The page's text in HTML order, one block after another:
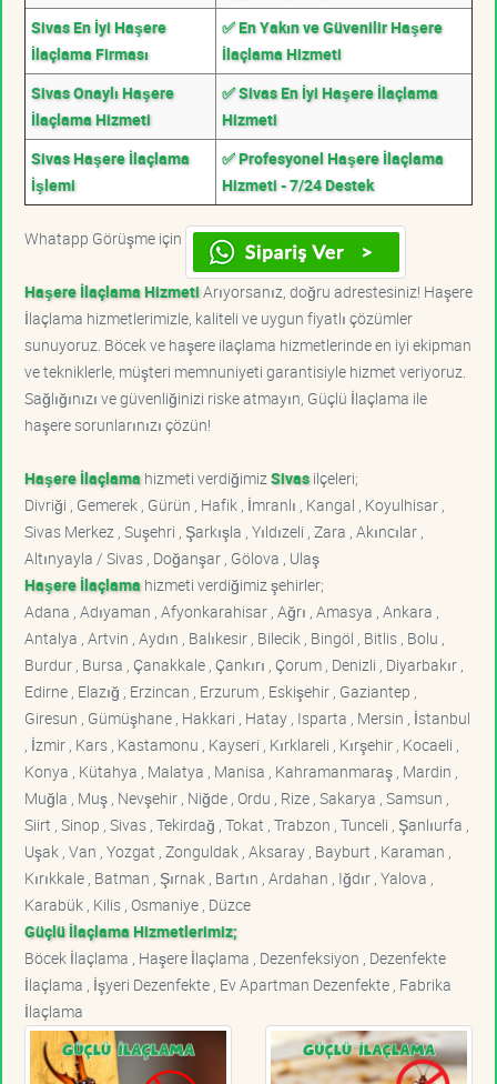
Sivas En İyi Haşere
İlaçlama Firması
✅ En Yakın ve Güvenilir Haşere
İlaçlama Hizmeti
Sivas Onaylı Haşere
İlaçlama Hizmeti
✅ Sivas En İyi Haşere İlaçlama
Hizmeti
Sivas Haşere İlaçlama
İşlemi
✅ Profesyonel Haşere İlaçlama
Hizmeti - 7/24 Destek
Whatapp Görüşme için
Haşere İlaçlama HizmetiArıyorsanız, doğru adrestesiniz! Haşere
İlaçlama hizmetlerimizle, kaliteli ve uygun fiyatlı çözümler
sunuyoruz. Böcek ve haşere ilaçlama hizmetlerinde en iyi ekipman
ve tekniklerle, müşteri memnuniyeti garantisiyle hizmet veriyoruz.
Sağlığınızı ve güvenliğinizi riske atmayın, Güçlü İlaçlama ile
haşere sorunlarınızı çözün!
Haşere İlaçlama hizmeti verdiğimiz Sivasilçeleri;
Divriği , Gemerek , Gürün , Hafik , İmranlı , Kangal , Koyulhisar ,
Sivas Merkez , Suşehri , Şarkışla , Yıldızeli , Zara , Akıncılar ,
Altınyayla / Sivas , Doğanşar , Gölova , Ulaş
Haşere İlaçlama hizmeti verdiğimiz şehirler;
Adana , Adıyaman , Afyonkarahisar , Ağrı , Amasya , Ankara ,
Antalya , Artvin , Aydın , Balıkesir , Bilecik , Bingöl , Bitlis , Bolu ,
Burdur , Bursa , Çanakkale , Çankırı , Çorum , Denizli , Diyarbakır ,
Edirne , Elazığ , Erzincan , Erzurum , Eskişehir , Gaziantep ,
Giresun , Gümüşhane , Hakkari , Hatay , Isparta , Mersin , İstanbul
, İzmir , Kars , Kastamonu , Kayseri , Kırklareli , Kırşehir , Kocaeli ,
Konya , Kütahya , Malatya , Manisa , Kahramanmaraş , Mardin ,
Muğla , Muş , Nevşehir , Niğde , Ordu , Rize , Sakarya , Samsun ,
Siirt , Sinop , Sivas , Tekirdağ , Tokat , Trabzon , Tunceli , Şanlıurfa ,
Uşak , Van , Yozgat , Zonguldak , Aksaray , Bayburt , Karaman ,
Kırıkkale , Batman , Şırnak , Bartın , Ardahan , Iğdır , Yalova ,
Karabük , Kilis , Osmaniye , Düzce
Güçlü İlaçlama Hizmetlerimiz;
Böcek İlaçlama , Haşere İlaçlama , Dezenfeksiyon , Dezenfekte
İlaçlama , İşyeri Dezenfekte , Ev Apartman Dezenfekte , Fabrika
İlaçlama